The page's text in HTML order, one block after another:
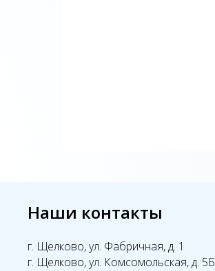
Наши контакты
г. Щелково, ул. Фабричная, д. 1
г. Щелково, ул. Комсомольская, д. 5Б